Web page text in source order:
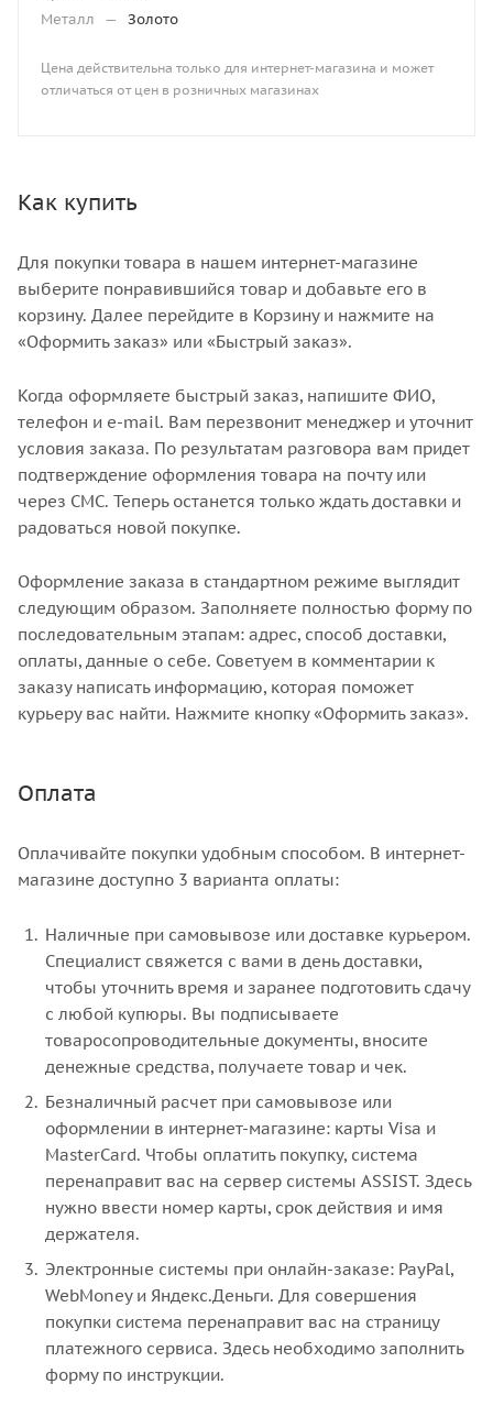
Металл
— Золото
Цена действительна только для интернет-магазина и может
отличаться от цен в розничных магазинах
Как купить
Для покупки товара в нашем интернет-магазине
выберите понравившийся товар и добавьте его в
корзину. Далее перейдите в Корзину и нажмите на
«Оформить заказ» или «Быстрый заказ».
Когда оформляете быстрый заказ, напишите ФИО,
телефон и e-mail. Вам перезвонит менеджер и уточнит
условия заказа. По результатам разговора вам придет
подтверждение оформления товара на почту или
через СМС. Теперь останется только ждать доставки и
радоваться новой покупке.
Оформление заказа в стандартном режиме выглядит
следующим образом. Заполняете полностью форму по
последовательным этапам: адрес, способ доставки,
оплаты, данные о себе. Советуем в комментарии к
заказу написать информацию, которая поможет
курьеру вас найти. Нажмите кнопку «Оформить заказ».
Оплата
Оплачивайте покупки удобным способом. В интернет-
магазине доступно 3 варианта оплаты:
Наличные при самовывозе или доставке курьером.
Специалист свяжется с вами в день доставки,
чтобы уточнить время и заранее подготовить сдачу
с любой купюры. Вы подписываете
товаросопроводительные документы, вносите
денежные средства, получаете товар и чек.
Безналичный расчет при самовывозе или
оформлении в интернет-магазине: карты Visa и
MasterCard. Чтобы оплатить покупку, система
перенаправит вас на сервер системы ASSIST. Здесь
нужно ввести номер карты, срок действия и имя
держателя.
Электронные системы при онлайн-заказе: PayPal,
WebMoney и Яндекс.Деньги. Для совершения
покупки система перенаправит вас на страницу
платежного сервиса. Здесь необходимо заполнить
форму по инструкции.